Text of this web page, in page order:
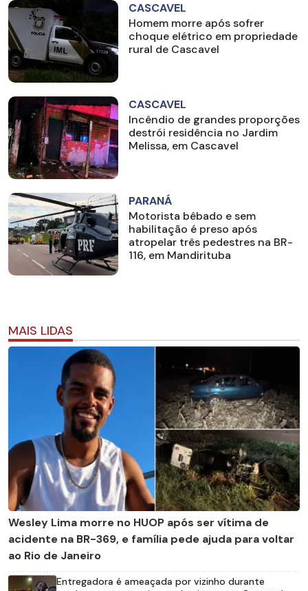
CASCAVEL
Homem morre após sofrer
choque elétrico em propriedade
rural de Cascavel
CASCAVEL
Incêndio de grandes proporções
destrói residência no Jardim
Melissa, em Cascavel
PARANÁ
Motorista bêbado e sem
habilitação é preso após
atropelar três pedestres na BR-
116, em Mandirituba
MAIS LIDAS
Wesley Lima morre no HUOP após ser vítima de
acidente na BR-369, e família pede ajuda para voltar
ao Rio de Janeiro
Entregadora é ameaçada por vizinho durante